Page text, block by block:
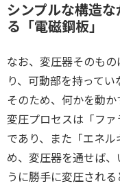
シンプルな構造
る「電磁鋼板」
なお、変圧器そのも
り、可動部を持ってい
そのため、何かを動か
変圧プロセスは「フ
であり、また「エネ
め、変圧器を通せば
うに勝手に変圧され